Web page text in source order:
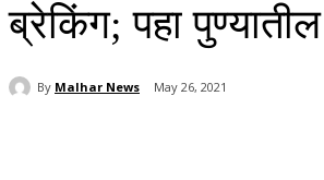
ब्रेकिंग; पहा
By Malhar News May 26, 2021